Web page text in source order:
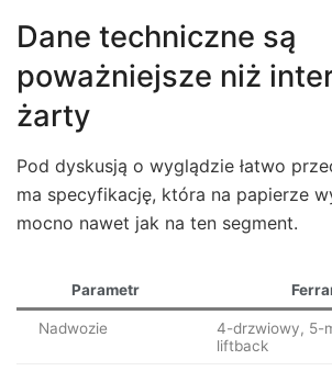
Dane techniczne są
poważniejsze niż
żarty
Pod dyskusją o wyglądzie łatwo
ma specyfikację, która na papierze
mocno nawet jak na ten segment.
Parametr
Nadwozie
4-drzwiowy, 5-
liftback